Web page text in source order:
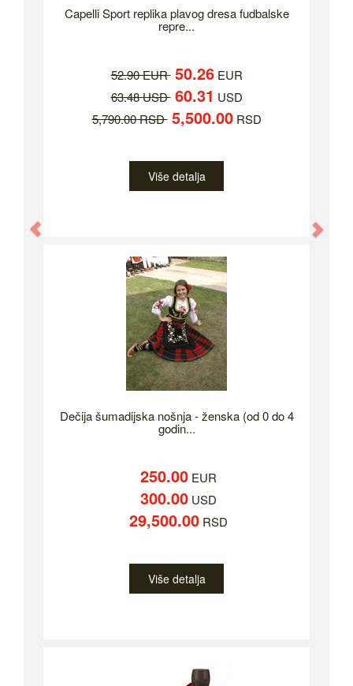
Capelli Sport replika plavog dresa fudbalske
repre...
52.90 EUR 50.26EUR
63.48 USD 60.31 USD
5,790.00 RSD 5,500.00RSD
Više detalja
Dečija šumadijska nošnja - ženska (od 0 do 4
godin...
250.00 EUR
300.00 USD
29,500.00 RSD
Više detalja